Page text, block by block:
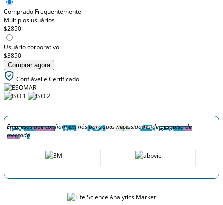
Comprado Frequentemente
Múltiplos usuários
$2850
Usuário corporativo
$3850
Comprar agora
Confiável e Certificado
Empresas que confiam em nós para suas necessidades de pesquisa de
mercado